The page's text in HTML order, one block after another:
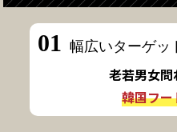
01 幅広いターゲッ
老若男女問
韓国フ